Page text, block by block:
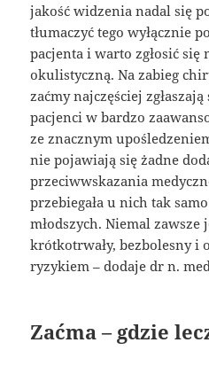
jakość widzenia nadal się
tłumaczyć tego wyłącznie
pacjenta i warto zgłosić się
okulistyczną. Na zabieg
zaćmy najczęściej
pacjenci w bardzo
ze znacznym
nie pojawiają się żadne
przeciwwskazania
przebiegała u nich tak
młodszych. Niemal zawsze
krótkotrwały, bezbolesny i
ryzykiem – dodaje dr n.
Zaćma – gdzie